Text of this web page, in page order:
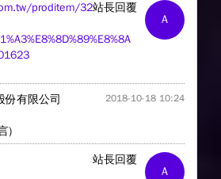
A
站長回覆
proditem/32
份有限公司 2018-10-18 10:24
)
A
站長回覆